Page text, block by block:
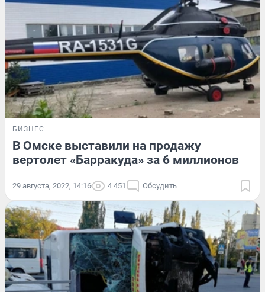
БИЗНЕС
В Омске выставили на продажу
вертолет «Барракуда» за 6 миллионов
29 августа, 2022, 14:16 4 451 Обсудить